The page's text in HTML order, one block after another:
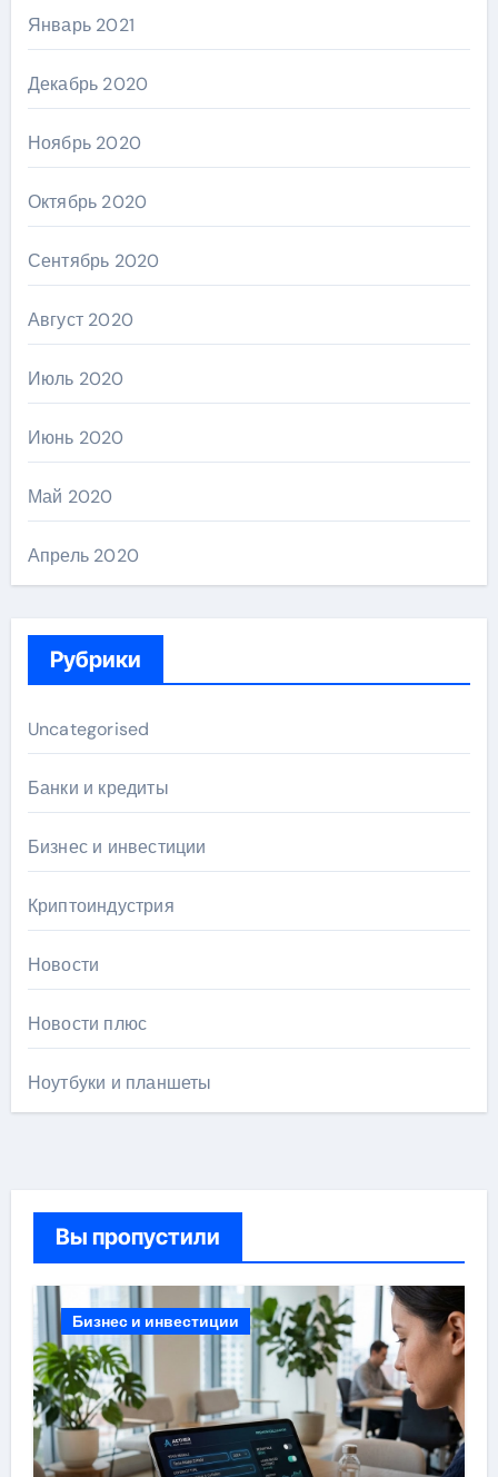
Январь 2021
Декабрь 2020
Ноябрь 2020
Октябрь 2020
Сентябрь 2020
Август 2020
Июль 2020
Июнь 2020
Май 2020
Апрель 2020
Рубрики
Uncategorised
Банки и кредиты
Бизнес и инвестиции
Криптоиндустрия
Новости
Новости плюс
Ноутбуки и планшеты
Вы пропустили
Бизнес и инвестиции